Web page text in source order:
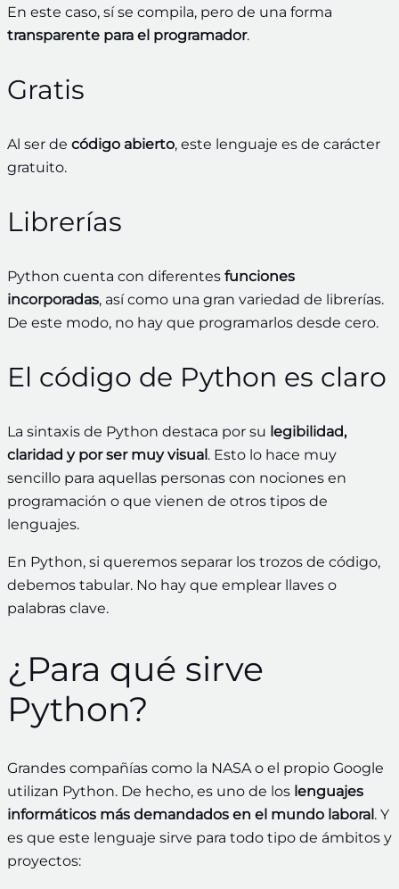
En este caso, sí se compila, pero de una forma
transparente para el programador.
Gratis
Al ser de código abierto, este lenguaje es de carácter
gratuito.
Librerías
Python cuenta con diferentes funciones
incorporadas, así como una gran variedad de librerías.
De este modo, no hay que programarlos desde cero.
El código de Python es claro
La sintaxis de Python destaca por su legibilidad,
claridad y por ser muy visual . Esto lo hace muy
sencillo para aquellas personas con nociones en
programación o que vienen de otros tipos de
lenguajes.
En Python, si queremos separar los trozos de código,
debemos tabular. No hay que emplear llaves o
palabras clave.
¿Para qué sirve
Python?
Grandes compañías como la NASA o el propio Google
utilizan Python. De hecho, es uno de los lenguajes
informáticos más demandados en el mundo laboral . Y
es que este lenguaje sirve para todo tipo de ámbitos y
proyectos: